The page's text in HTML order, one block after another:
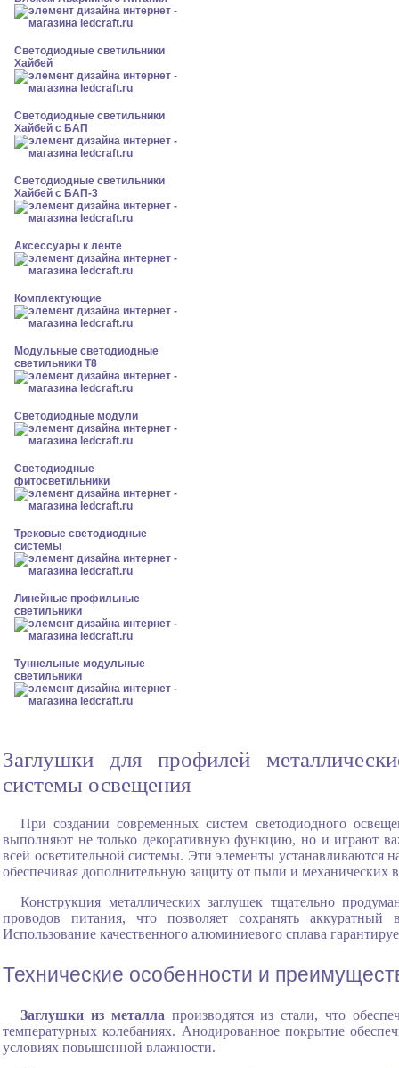
Светодиодные светильники
Хайбей
Светодиодные светильники
Хайбей с БАП
Светодиодные светильники
Хайбей с БАП-3
Аксессуары к ленте
Комплектующие
Модульные светодиодные
светильники Т8
Светодиодные модули
Светодиодные
фитосветильники
Трековые светодиодные
системы
Линейные профильные
светильники
Туннельные модульные
светильники
Заглушки для профилей
системы освещения
При создании современных систем светодиодного
выполняют не только декоративную функцию, но и играют
всей осветительной системы. Эти элементы
обеспечивая дополнительную защиту от пыли и механических
Конструкция металлических заглушек тщательно
проводов питания, что позволяет сохранять
Использование качественного алюминиевого сплава
Технические особенности и
Заглушки из металла производятся из стали, что
температурных колебаниях. Анодированное покрытие
условиях повышенной влажности.